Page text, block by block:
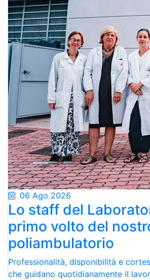
06 Ago 2026
Lo staff del
primo volto del
poliambulatorio
Professionalità, disponibilità e
che guidano quotidianamente il